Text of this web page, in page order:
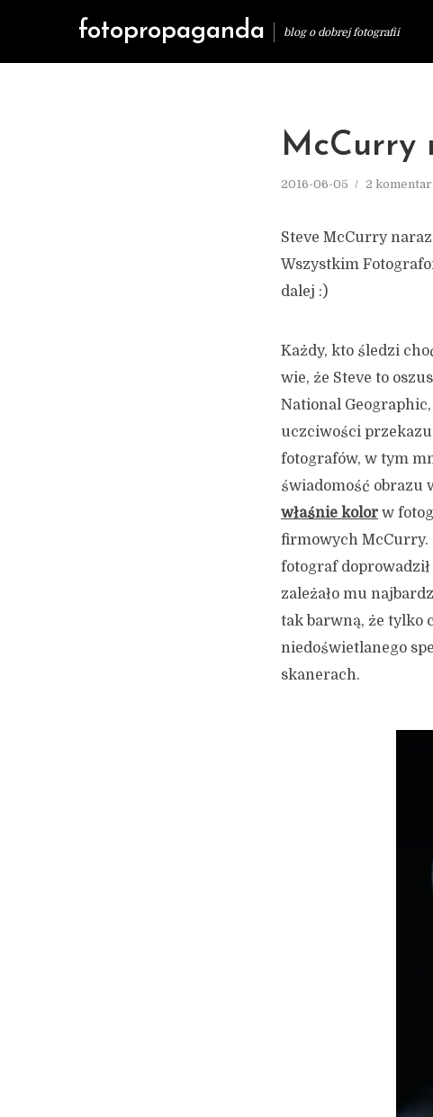
fotopropaganda blog o dobrej fotografii
McCurry
2016-06-05 2
Steve McCurry
Wszystkim
dalej :)
Każdy, kto śledzi
wie, że Steve to
National
uczciwości
fotografów, w tym
świadomość obrazu
właśnie kolor w
firmowych McCurry.
fotograf
zależało mu
tak barwną, że tylko
niedoświetlanego
skanerach.